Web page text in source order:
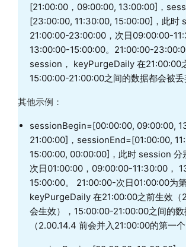
[21:00:00，09:00:00, 13:00:00]，
[23:00:00, 11:30:00, 15:00:00]，此时
21:00:00-23:00:00，次日09:00:00-
13:00:00-15:00:00。21:00:00-
session， keyPurgeDaily 在21:00:00
15:00:00-21:00:00之间的数据都会被丢
其他示例：
sessionBegin=[00:00:00, 09:00:00,
21:00:00]，sessionEnd=[01:00:00,
15:00:00, 00:00:00]，此时 session 分
次日01:00:00，09:00:00-11:30:00，
15:00:00。 21:00:00-次日01:00:00为
keyPurgeDaily 在21:00:00之前生效（
会生效），15:00:00-21:00:00之间的
（2.00.14.4 前会并入21:00:00的第一个